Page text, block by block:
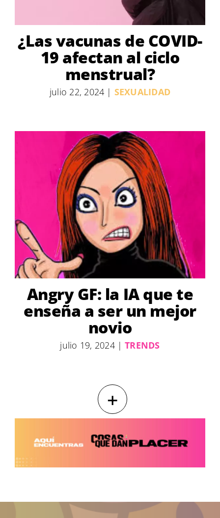
¿Las vacunas de COVID-
19 afectan al ciclo
menstrual?
julio 22, 2024 | SEXUALIDAD
Angry GF: la IA que te
enseña a ser un mejor
novio
julio 19, 2024 | TRENDS
+